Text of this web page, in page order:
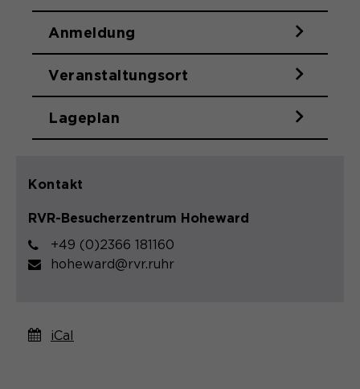
Anbieter Sgalinski
Laufzeit 1 Monat
Zweck
Speichert den Zustimmungsstatus des
Anmeldung
Veranstaltungsort
Lageplan
Kontakt
RVR-Besucherzentrum Hoheward
+49 (0)2366 181160
hoheward@rvr.ruhr
iCal